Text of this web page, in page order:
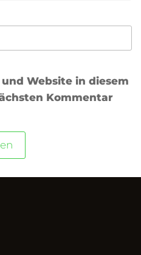
Website in diesem
Kommentar